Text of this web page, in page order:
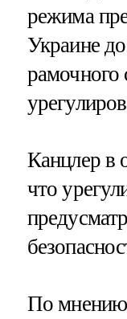
режима
Украине
рамочного
Канцлер в
что
По